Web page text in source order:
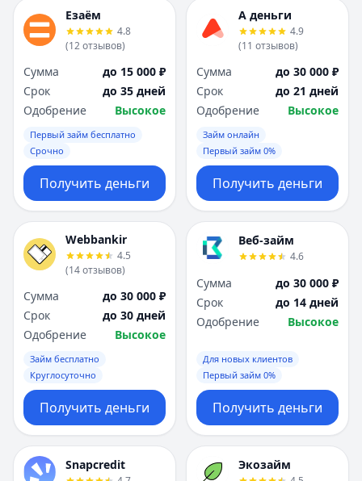
Езаём
4.8
(12отзывов)
Сумма
до 15 000 ₽
Срок
до 35 дней
Одобрение
Высокое
Первый займ бесплатно
Срочно
Получить деньги
А деньги
4.9
(11 отзывов)
Сумма
до 30 000 ₽
Срок
до 21 дней
Одобрение
Высокое
Займ онлайн
Первый займ 0%
Получить деньги
Webbankir
4.5
(14отзывов)
Сумма
до 30 000 ₽
Срок
до 30 дней
Одобрение
Высокое
Займ бесплатно
Круглосуточно
Получить деньги
Веб-займ
4.6
Сумма
до 30 000 ₽
Срок
до 14 дней
Одобрение
Высокое
Для новых клиентов
Первый займ 0%
Получить деньги
Snapcredit Экозайм